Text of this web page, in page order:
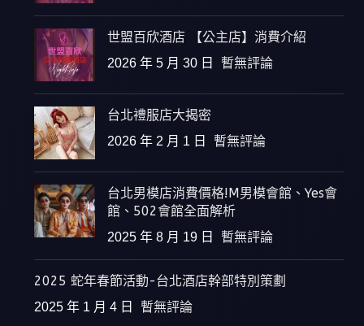
世盟百欣酒店 【公主店】消費介紹
2026 年 5 月 30 日 暫無評論
台北禮服店大揭密
2026 年 2 月 1 日 暫無評論
台北男模店消費價格!M男模會館、Yes會
館、502會館全面解析
2025 年 8 月 19 日 暫無評論
2025 蛇年春節活動-台北酒店幹部特別策劃
2025 年 1 月 4 日 暫無評論